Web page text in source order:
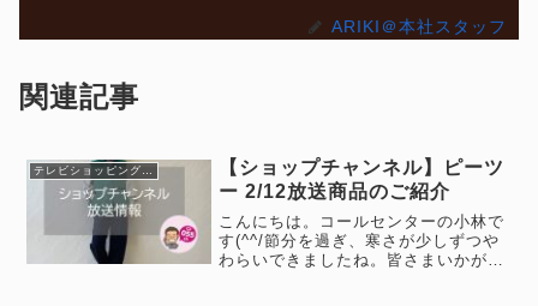
ARIKI＠本社スタッフ
関連記事
テレビショッピング情報
【ショップチャンネル】ピーツ
ー 2/12放送商品のご紹介
こんにちは。コールセンターの小林で
す(^^/節分を過ぎ、寒さが少しずつや
わらいできましたね。皆さまいかがお